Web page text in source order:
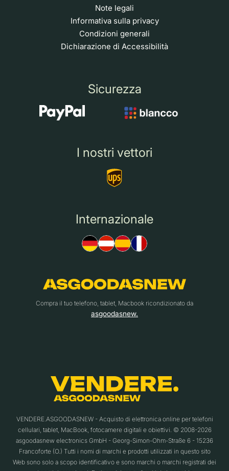
Note legali
Informativa sulla privacy
Condizioni generali
Dichiarazione di Accessibilità
Sicurezza
I nostri vettori
Internazionale
Compra il tuo telefono, tablet, Macbook ricondizionato da
asgoodasnew.
VENDERE.ASGOODASNEW - Acquisto di elettronica online per telefoni
cellulari, tablet, MacBook, fotocamere digitali e obiettivi. © 2008-2026
asgoodasnew electronics GmbH - Georg-Simon-Ohm-Straße 6 - 15236
Francoforte (O.) Tutti i nomi di marchi e prodotti utilizzati in questo sito
Web sono solo a scopo identificativo e sono marchi o marchi registrati dei